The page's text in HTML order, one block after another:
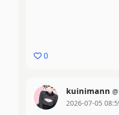
0
kuinimann
2026-07-05